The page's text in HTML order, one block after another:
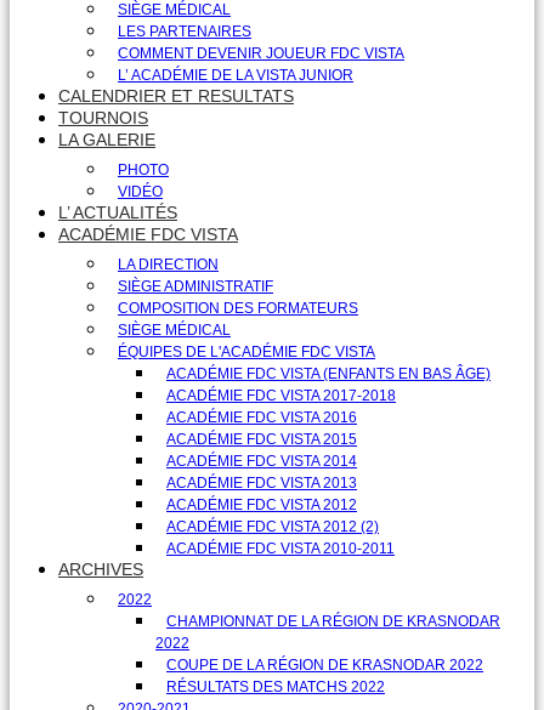
SIÈGE MÉDICAL
LES PARTENAIRES
COMMENT DEVENIR JOUEUR FDC VISTA
L’ ACADÉMIE DE LA VISTA JUNIOR
CALENDRIER ET RESULTATS
TOURNOIS
LA GALERIE
PHOTO
VIDÉO
L’ ACTUALITÉS
ACADÉMIE FDC VISTA
LA DIRECTION
SIÈGE ADMINISTRATIF
COMPOSITION DES FORMATEURS
SIÈGE MÉDICAL
ÉQUIPES DE L'ACADÉMIE FDC VISTA
ACADÉMIE FDC VISTA (ENFANTS EN BAS ÂGE)
ACADÉMIE FDC VISTA 2017-2018
ACADÉMIE FDC VISTA 2016
ACADÉMIE FDC VISTA 2015
ACADÉMIE FDC VISTA 2014
ACADÉMIE FDC VISTA 2013
ACADÉMIE FDC VISTA 2012
ACADÉMIE FDC VISTA 2012 (2)
ACADÉMIE FDC VISTA 2010-2011
ARCHIVES
2022
CHAMPIONNAT DE LA RÉGION DE KRASNODAR
2022
COUPE DE LA RÉGION DE KRASNODAR 2022
RÉSULTATS DES MATCHS 2022